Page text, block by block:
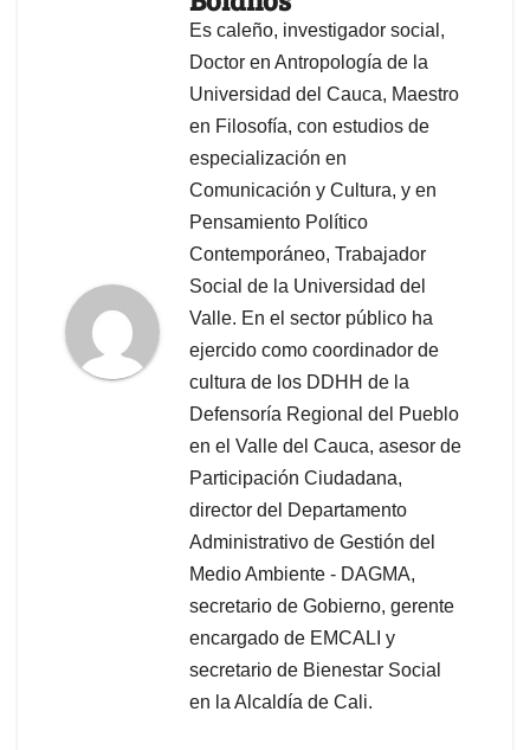
Es caleño, investigador social,
Doctor en Antropología de la
Universidad del Cauca, Maestro
en Filosofía, con estudios de
especialización en
Comunicación y Cultura, y en
Pensamiento Político
Contemporáneo, Trabajador
Social de la Universidad del
Valle. En el sector público ha
ejercido como coordinador de
cultura de los DDHH de la
Defensoría Regional del Pueblo
en el Valle del Cauca, asesor de
Participación Ciudadana,
director del Departamento
Administrativo de Gestión del
Medio Ambiente - DAGMA,
secretario de Gobierno, gerente
encargado de EMCALI y
secretario de Bienestar Social
en la Alcaldía de Cali.